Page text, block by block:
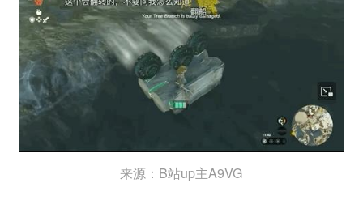
来源：B站up主A9VG